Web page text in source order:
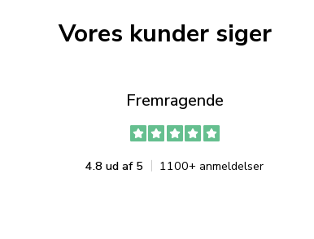
Vores kunder siger
Fremragende
4.8 ud af 5 1100+ anmeldelser